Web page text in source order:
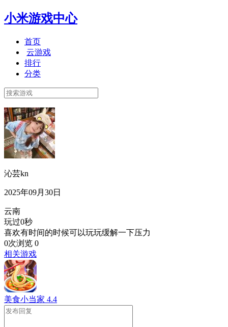
小米游戏中心
首页
云游戏
排行
分类
沁芸kn
2025年09月30日
云南
玩过0秒
喜欢有时间的时候可以玩玩缓解一下压力
0次浏览 0
相关游戏
美食小当家 4.4